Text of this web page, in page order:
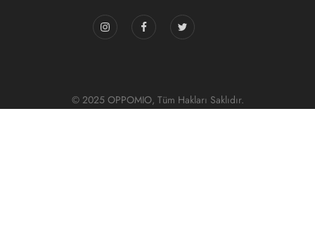
© 2025 OPPOMIO, Tüm Hakları Saklıdır.